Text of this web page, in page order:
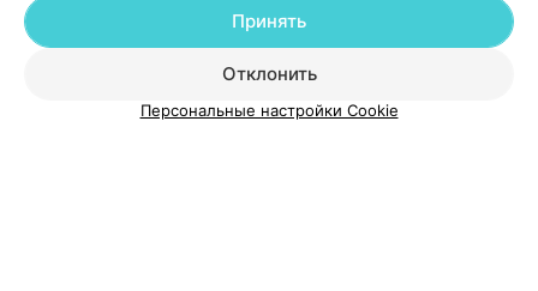
Добавить компанию
Добавить специалиста
Отклонить
Принять
Персональные настройки Cookie